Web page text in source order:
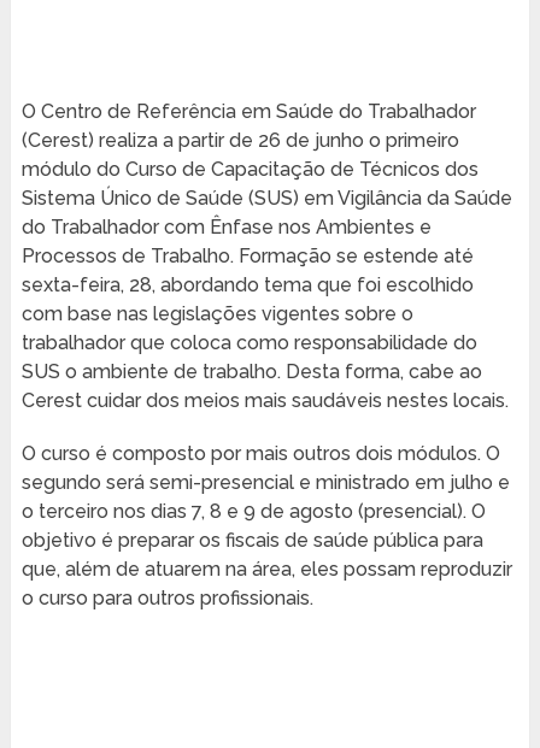
O Centro de Referência em Saúde do Trabalhador
(Cerest) realiza a partir de 26 de junho o primeiro
módulo do Curso de Capacitação de Técnicos dos
Sistema Único de Saúde (SUS) em Vigilância da Saúde
do Trabalhador com Ênfase nos Ambientes e
Processos de Trabalho. Formação se estende até
sexta-feira, 28, abordando tema que foi escolhido
com base nas legislações vigentes sobre o
trabalhador que coloca como responsabilidade do
SUS o ambiente de trabalho. Desta forma, cabe ao
Cerest cuidar dos meios mais saudáveis nestes locais.
O curso é composto por mais outros dois módulos. O
segundo será semi-presencial e ministrado em julho e
o terceiro nos dias 7, 8 e 9 de agosto (presencial). O
objetivo é preparar os fiscais de saúde pública para
que, além de atuarem na área, eles possam reproduzir
o curso para outros profissionais.